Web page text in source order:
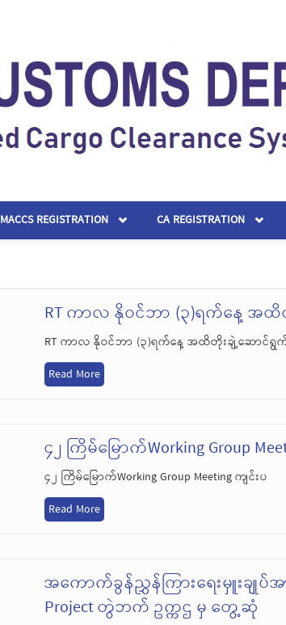
MACCS REGISTRATION CA REGISTRATION
RT ကာလ နိုဝင်ဘာ (၃)ရက်နေ့ အထိ
RT ကာလ နိုဝင်ဘာ (၃)ရက်နေ့ အထိတိုးချဲ့ဆောင်ရွက်
Read More
၄၂ ကြိမ်မြောက်Working Group
၄၂ ကြိမ်မြောက်Working Group Meeting ကျင်းပ
Read More
အကောက်ခွန်ညွှန်ကြားရေးမှူးချုပ်အာ
Project တွဲဘက် ဥက္ကဌ မှ တွေ့ဆုံ